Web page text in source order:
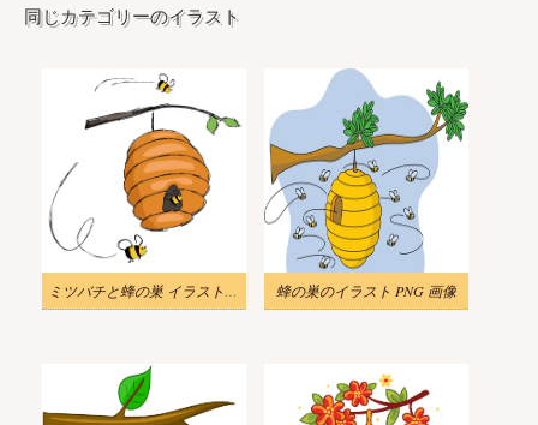
同じカテゴリーのイラスト
ミツバチと蜂の巣 イラストイメージ 蜂の巣のイラスト PNG 画像